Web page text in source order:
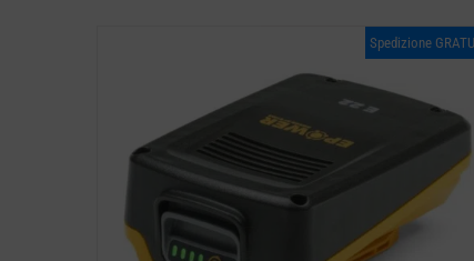
Spedizione